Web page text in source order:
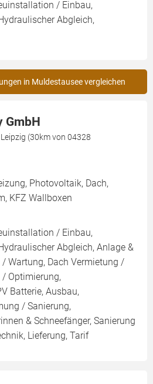
/ Einbau,
Abgleich,
in Muldestausee vergleichen
GmbH
(30km von 04328
Photovoltaik, Dach,
KFZ Wallboxen
/ Einbau,
Abgleich, Anlage &
Wartung, Dach Vermietung /
Optimierung,
Batterie, Ausbau,
/ Sanierung,
& Schneefänger, Sanierung
Lieferung, Tarif